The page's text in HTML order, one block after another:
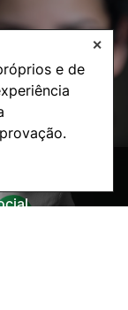
e de
✕